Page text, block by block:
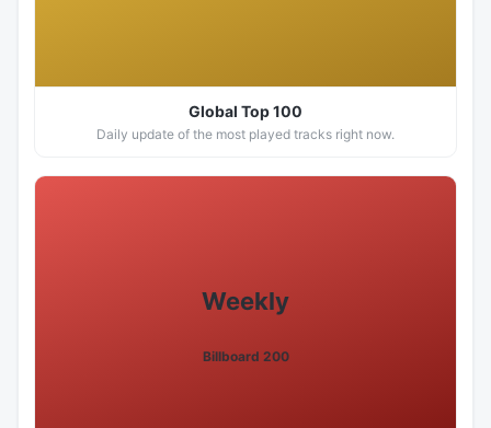
Global Top 100
Daily update of the most played tracks right now.
Weekly
Billboard 200